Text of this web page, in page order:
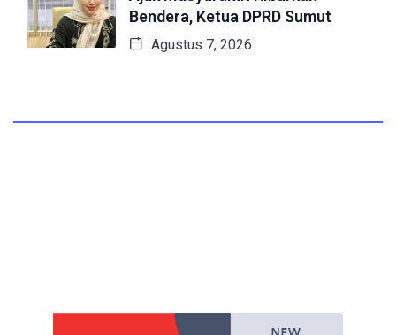
Bendera, Ketua DPRD Sumut
Agustus 7, 2026